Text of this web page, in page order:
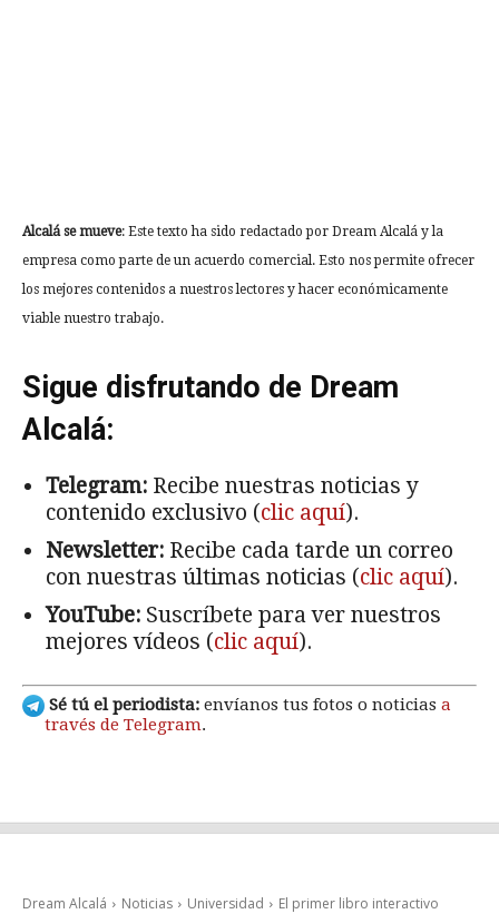
Alcalá se mueve: Este texto ha sido redactado por Dream Alcalá y la
empresa como parte de un acuerdo comercial. Esto nos permite ofrecer
los mejores contenidos a nuestros lectores y hacer económicamente
viable nuestro trabajo.
Sigue disfrutando de Dream
Alcalá:
Telegram: Recibe nuestras noticias y
contenido exclusivo (clic aquí).
Newsletter: Recibe cada tarde un correo
con nuestras últimas noticias (clic aquí).
YouTube: Suscríbete para ver nuestros
mejores vídeos (clic aquí).
Sé tú el periodista: envíanos tus fotos o noticias a
través de Telegram.